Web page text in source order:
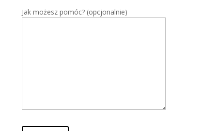
Jak możesz pomóc? (opcjonalnie)